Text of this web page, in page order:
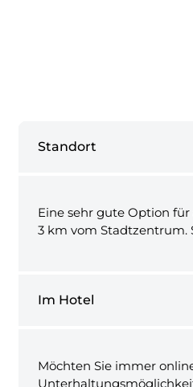
Standort
Eine sehr gute Option für
3 km vom Stadtzentrum.
Im Hotel
Möchten Sie immer